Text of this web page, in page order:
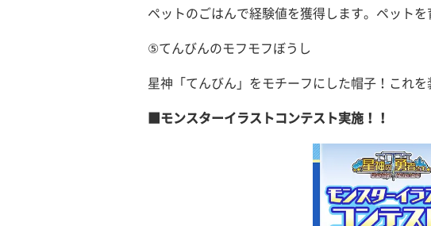
ペットのごはんで経験値を獲得します。ペット
⑤てんびんのモフモフぼうし
星神「てんびん」をモチーフにした帽子！これ
■モンスターイラストコンテスト実施！！